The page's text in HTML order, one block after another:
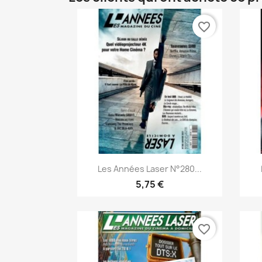
Aperçu rapide
Les Années Laser N°280...
5,75 €
favorite_border
favorite_border